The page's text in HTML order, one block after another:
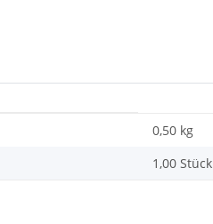
0,50 kg
1,00 Stück